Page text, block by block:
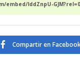
embed/lddZnpU-
Compartir en